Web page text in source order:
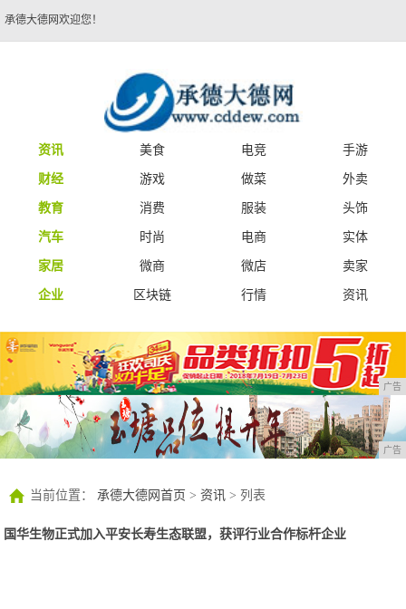
承德大德网欢迎您！
资讯 美食 电竞
手游
财经
游戏 做菜
外卖
教育
消费 服装
头饰
汽车
时尚 电商
实体
家居
微商 微店
卖家
企业
区块链 行情 资讯
广告
广告
当前位置： 承德大德网首页 > 资讯 > 列表
国华生物正式加入平安长寿生态联盟，获评行业合作标杆企业